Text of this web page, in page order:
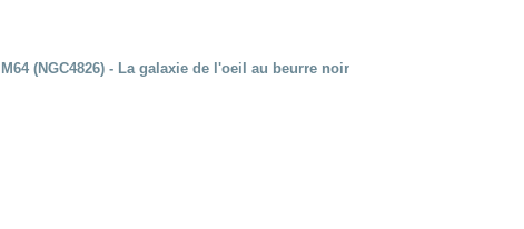
M64 (NGC4826) - La galaxie de l'oeil au beurre noir